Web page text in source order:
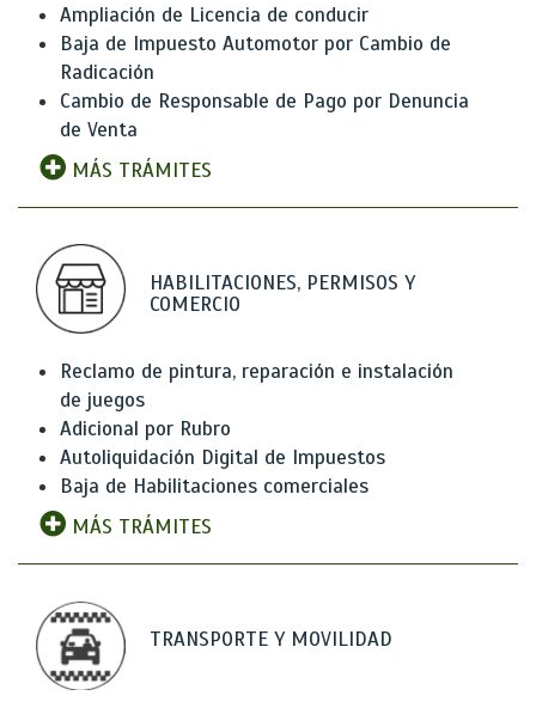
Ampliación de Licencia de conducir
Baja de Impuesto Automotor por Cambio de
Radicación
Cambio de Responsable de Pago por Denuncia
de Venta
MÁS TRÁMITES
HABILITACIONES, PERMISOS Y
COMERCIO
Reclamo de pintura, reparación e instalación
de juegos
Adicional por Rubro
Autoliquidación Digital de Impuestos
Baja de Habilitaciones comerciales
MÁS TRÁMITES
TRANSPORTE Y MOVILIDAD